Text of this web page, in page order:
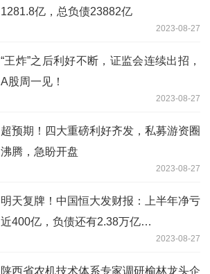
1281.8亿，总负债23882亿
2023-08-27
“王炸”之后利好不断，证监会连续出招，
A股周一见！
2023-08-27
超预期！四大重磅利好齐发，私募游资圈
沸腾，急盼开盘
2023-08-27
明天复牌！中国恒大发财报：上半年净亏
近400亿，负债还有2.38万亿…
2023-08-27
陕西省农机技术体系专家调研榆林龙头企